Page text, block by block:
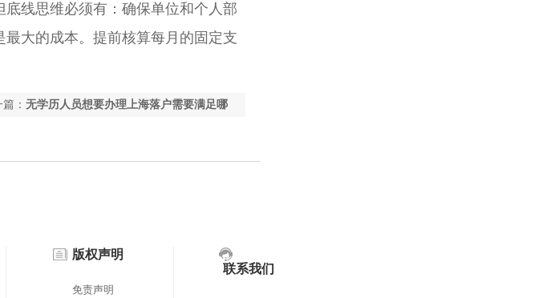
线思维必须有：确保单位和个人部
大的成本。提前核算每月的固定支
： 无学历人员想要办理上海落户需要满足哪
版权声明
免责声明
联系我们